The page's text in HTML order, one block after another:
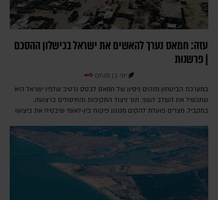
עזה: חמאס נערך להאשים את ישראל בכישלון ההסכם
| פרשנות
יוני בן מנחם
במערכת הביטחון מזהים ניסיון של חמאס לבסס נרטיב שלפיו ישראל היא
שתכשיל את השלב השני, תוך ניצול התקיפות והחיסולים ברצועה.
במקביל, מצרים פועלת להקים מנגנון פיקוח בין-לאומי שיבטיח את ביצועו